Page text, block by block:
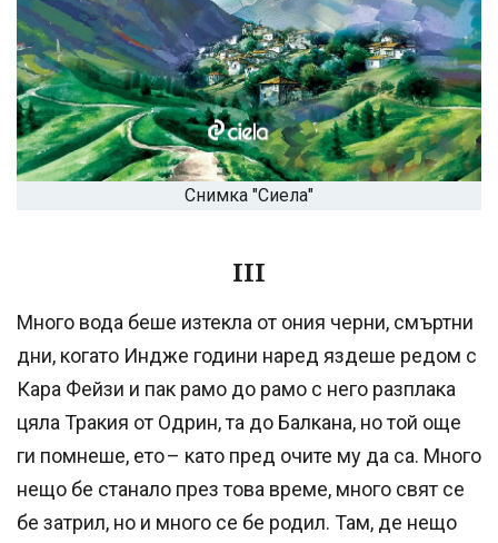
Снимка "Сиела"
III
Много вода беше изтекла от ония черни, смъртни
дни, когато Индже години наред яздеше редом с
Кара Фейзи и пак рамо до рамо с него разплака
цяла Тракия от Одрин, та до Балкана, но той още
ги помнеше, ето – като пред очите му да са. Много
нещо бе станало през това време, много свят се
бе затрил, но и много се бе родил. Там, де нещо